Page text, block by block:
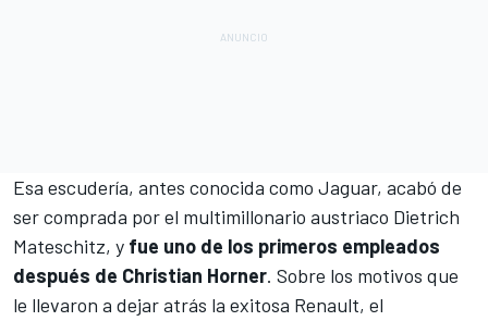
Esa escudería, antes conocida como Jaguar, acabó de
ser comprada por el multimillonario austriaco Dietrich
Mateschitz, y fue uno de los primeros empleados
después de Christian Horner. Sobre los motivos que
le llevaron a dejar atrás la exitosa Renault, el